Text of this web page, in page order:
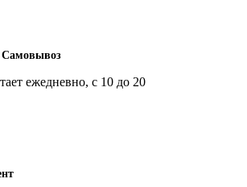
ежедневно, с 10 до 20